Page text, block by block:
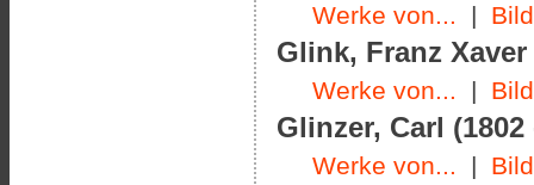
Werke von... |
Glink, Franz Xaver
Werke von... |
Glinzer, Carl (1802
Werke von... |